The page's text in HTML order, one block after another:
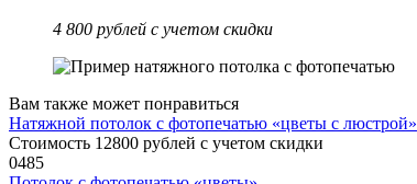
4 800 рублей с учетом скидки
Вам также может понравиться
Натяжной потолок с фотопечатью «цветы с люстрой»
Стоимость 12800 рублей с учетом скидки
0485